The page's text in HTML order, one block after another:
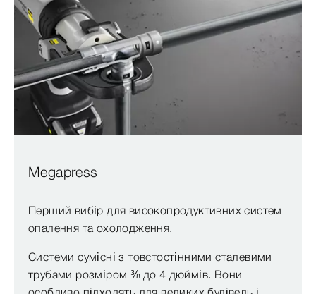
Megapress
Перший вибір для високопродуктивних систем
опалення та охолодження.
Системи сумісні з товстостінними сталевими
трубами розміром ⅜ до 4 дюймів. Вони